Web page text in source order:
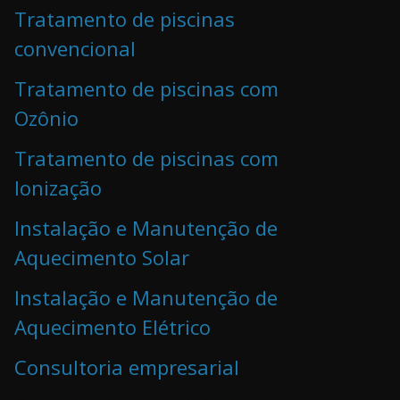
Tratamento de piscinas
convencional
Tratamento de piscinas com
Ozônio
Tratamento de piscinas com
Ionização
Instalação e Manutenção de
Aquecimento Solar
Instalação e Manutenção de
Aquecimento Elétrico
Consultoria empresarial